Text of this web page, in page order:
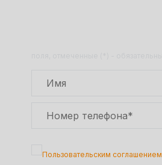
Пользовательским соглашением